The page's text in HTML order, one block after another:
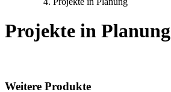
Projekte in Planung
Weitere Produkte